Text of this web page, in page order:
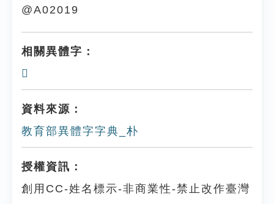
@A02019
相關異體字：
𣞞
資料來源：
教育部異體字字典_朴
授權資訊：
創用CC-姓名標示-非商業性-禁止改作臺灣